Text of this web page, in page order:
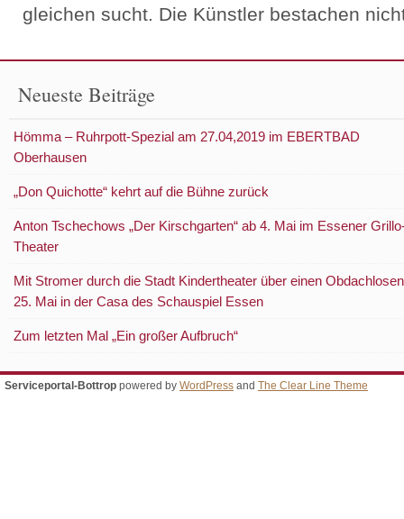
gleichen sucht. Die Künstler bestachen
Neueste Beiträge
Hömma – Ruhrpott-Spezial am 27.04,2019 im EBERTBAD
Oberhausen
„Don Quichotte“ kehrt auf die Bühne zurück
Anton Tschechows „Der Kirschgarten“ ab 4. Mai im Essener
Theater
Mit Stromer durch die Stadt Kindertheater über einen
25. Mai in der Casa des Schauspiel Essen
Zum letzten Mal „Ein großer Aufbruch“
Serviceportal-Bottrop powered by WordPress and The Clear Line Theme